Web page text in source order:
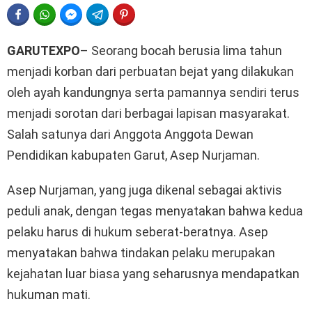
FACEBOOKWHATSAPPFACEBOOK MESSENGER
TELEGRAM
GARUTEXPO– Seorang bocah berusia lima tahun
menjadi korban dari perbuatan bejat yang dilakukan
oleh ayah kandungnya serta pamannya sendiri terus
menjadi sorotan dari berbagai lapisan masyarakat.
Salah satunya dari Anggota Anggota Dewan
Pendidikan kabupaten Garut, Asep Nurjaman.
Asep Nurjaman, yang juga dikenal sebagai aktivis
peduli anak, dengan tegas menyatakan bahwa kedua
pelaku harus di hukum seberat-beratnya. Asep
menyatakan bahwa tindakan pelaku merupakan
kejahatan luar biasa yang seharusnya mendapatkan
hukuman mati.